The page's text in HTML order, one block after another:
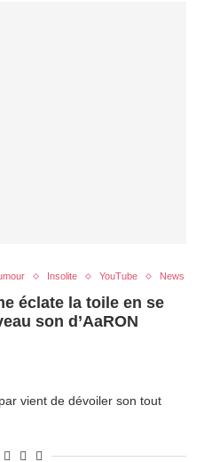
Insolite YouTube News
éclate la toile en se
son d’AaRON
vient de dévoiler son tout